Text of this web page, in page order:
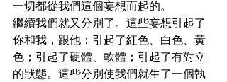
一切都從我們這個妄想而起的。
繼續我們就又分別了。這些妄想引起了
你和我，跟他；引起了紅色、白色、黃
色；引起了硬體、軟體；引起了有對立
的狀態。這些分別使我們就生了一個執